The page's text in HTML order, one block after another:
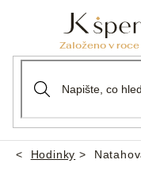
Domů
Hodinky